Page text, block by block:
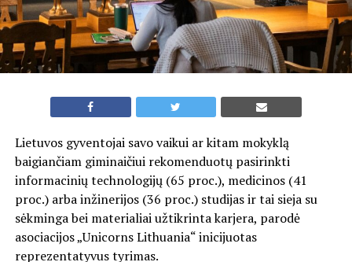
Lietuvos gyventojai savo vaikui ar kitam mokyklą
baigiančiam giminaičiui rekomenduotų pasirinkti
informacinių technologijų (65 proc.), medicinos (41
proc.) arba inžinerijos (36 proc.) studijas ir tai sieja su
sėkminga bei materialiai užtikrinta karjera, parodė
asociacijos „Unicorns Lithuania“ inicijuotas
reprezentatyvus tyrimas.